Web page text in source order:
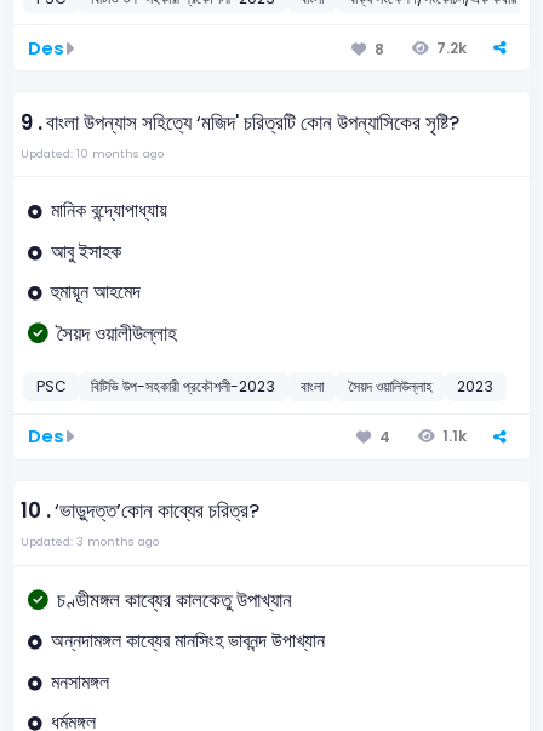
Des 8 7.2k
9 .বাংলা উপন্যাস সহিত্যে ‘মজিদ' চরিত্রটি কোন উপন্যাসিকের সৃষ্টি?
Updated: 10 months ago
মানিক বন্দ্যোপাধ্যায়
আবু ইসাহক
হুমায়ূন আহমেদ
সৈয়দ ওয়ালীউল্লাহ
PSC বিটিভি উপ-সহকারী প্রকৌশলী-2023 বাংলা সৈয়দ ওয়ালিউল্লাহ 2023
Des 4 1.1k
10 .‘ভাড়ুদত্ত’কোন কাব্যের চরিত্র?
Updated: 3 months ago
চণ্ডীমঙ্গল কাব্যের কালকেতু উপাখ্যান
অন্নদামঙ্গল কাব্যের মানসিংহ ভাবনন্দ উপাখ্যান
মনসামঙ্গল
ধর্মমঙ্গল